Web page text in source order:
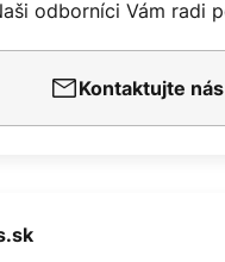
odborníci Vám radi
Kontaktujte nás